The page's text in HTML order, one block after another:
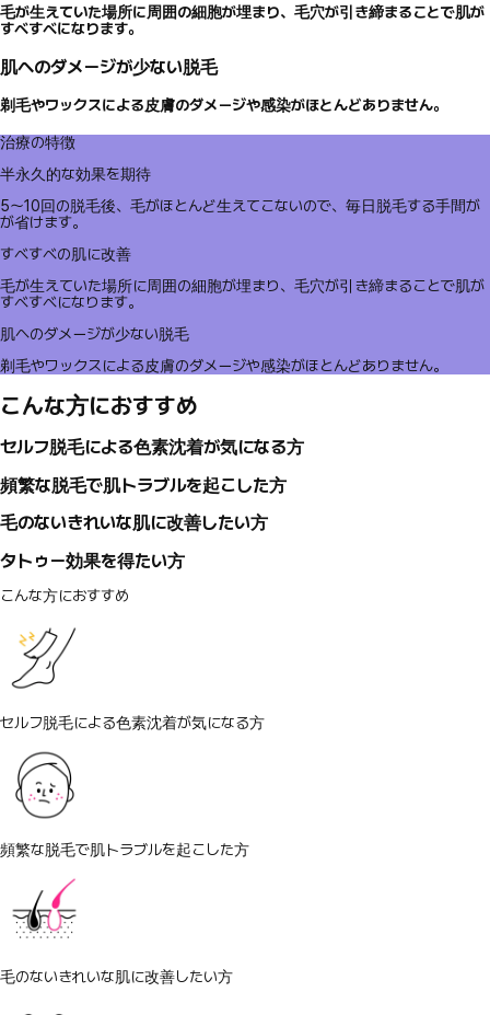
毛が生えていた場所に周囲の細胞が埋まり、毛穴が引き締まることで肌が
すべすべになります。
肌へのダメージが少ない脱毛
剃毛やワックスによる皮膚のダメージや感染がほとんどありません。
治療の特徴
半永久的な効果を期待
5～10回の脱毛後、毛がほとんど生えてこないので、毎日脱毛する手間が
が省けます。
すべすべの肌に改善
毛が生えていた場所に周囲の細胞が埋まり、毛穴が引き締まることで肌が
すべすべになります。
肌へのダメージが少ない脱毛
剃毛やワックスによる皮膚のダメージや感染がほとんどありません。
こんな方におすすめ
セルフ脱毛による色素沈着が気になる方
頻繁な脱毛で肌トラブルを起こした方
毛のないきれいな肌に改善したい方
タトゥー効果を得たい方
こんな方におすすめ
セルフ脱毛による色素沈着が気になる方
頻繁な脱毛で肌トラブルを起こした方
毛のないきれいな肌に改善したい方